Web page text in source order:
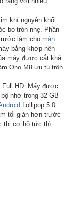
khí nguyên khối
bo tròn nhẹ. Phần
làm cho màn
bằng khớp nên
máy được cắt khá
One M9 ưu tú trên
Full HD. Máy được
nhớ trong 32 GB
Lollipop 5.0
tối giản hơn trước
thi cơ hồ tức thì.